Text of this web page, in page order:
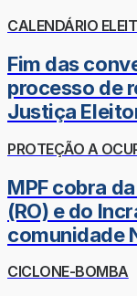
CALENDÁRIO
Fim das
processo de
Justiça
PROTEÇÃO A
MPF cobra
(RO) e do
comunidade
CICLONE-BOMBA